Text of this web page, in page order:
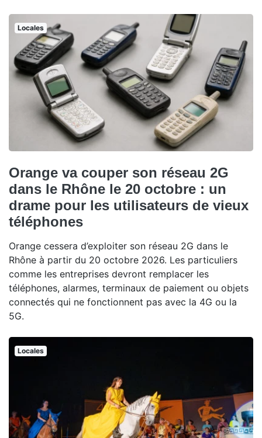
Locales
Orange va couper son réseau 2G
dans le Rhône le 20 octobre : un
drame pour les utilisateurs de vieux
téléphones
Orange cessera d’exploiter son réseau 2G dans le
Rhône à partir du 20 octobre 2026. Les particuliers
comme les entreprises devront remplacer les
téléphones, alarmes, terminaux de paiement ou objets
connectés qui ne fonctionnent pas avec la 4G ou la
5G.
Locales